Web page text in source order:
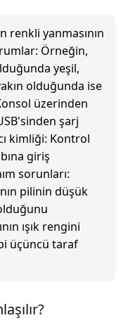
renkli yanmasının
Örneğin,
yeşil,
olduğunda ise
üzerinden
şarj
kimliği: Kontrol
giriş
sorunları:
pilinin düşük
ışık rengini
üçüncü taraf